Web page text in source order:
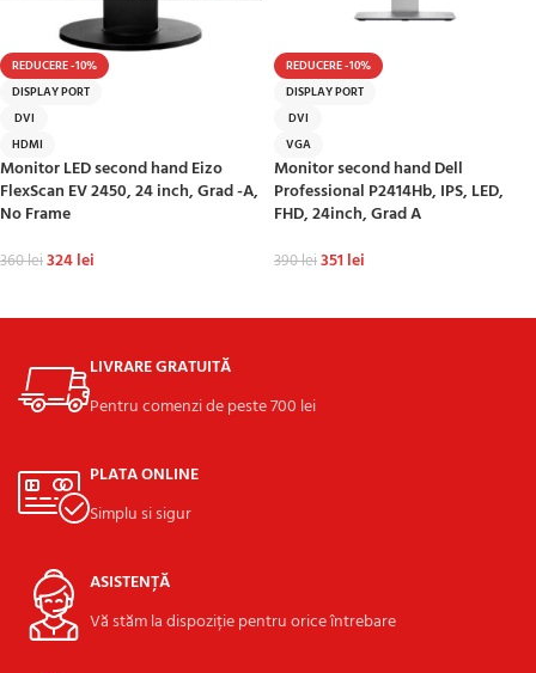
REDUCERE -10%
DISPLAY PORT
DVI
HDMI
Monitor LED second hand Eizo
FlexScan EV 2450, 24 inch, Grad -A,
No Frame
360lei324lei
REDUCERE -10%
DISPLAY PORT
DVI
VGA
Monitor second hand Dell
Professional P2414Hb, IPS, LED,
FHD, 24inch, Grad A
390lei351 lei
LIVRARE GRATUITĂ
Pentru comenzi de peste 700 lei
PLATA ONLINE
Simplu si sigur
ASISTENȚĂ
Vă stăm la dispoziție pentru orice întrebare